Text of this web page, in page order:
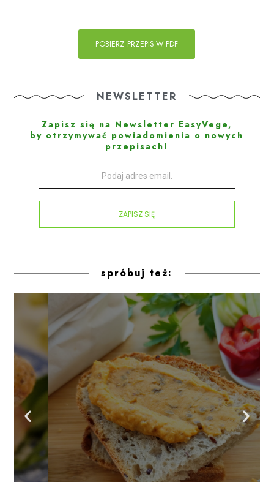
POBIERZ PRZEPIS W PDF
NEWSLETTER
Zapisz się na Newsletter EasyVege,
by otrzymywać powiadomienia o nowych
przepisach!
ZAPISZ SIĘ
spróbuj też:
Piknikowa pasta
kanapkowa
z batatów, fasoli
i prażonego
słonecznika.
Kliknij tutaj